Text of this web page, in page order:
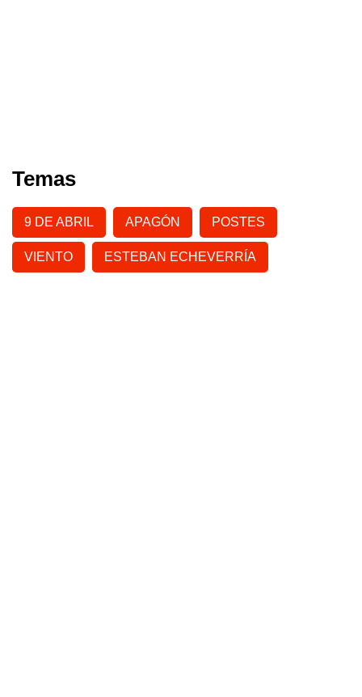
Temas
9 DE ABRIL APAGÓN POSTES
VIENTO ESTEBAN ECHEVERRÍA